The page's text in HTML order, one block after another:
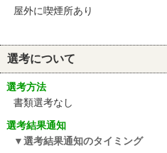
屋外に喫煙所あり
選考について
選考方法
書類選考なし
選考結果通知
選考結果通知のタイミング